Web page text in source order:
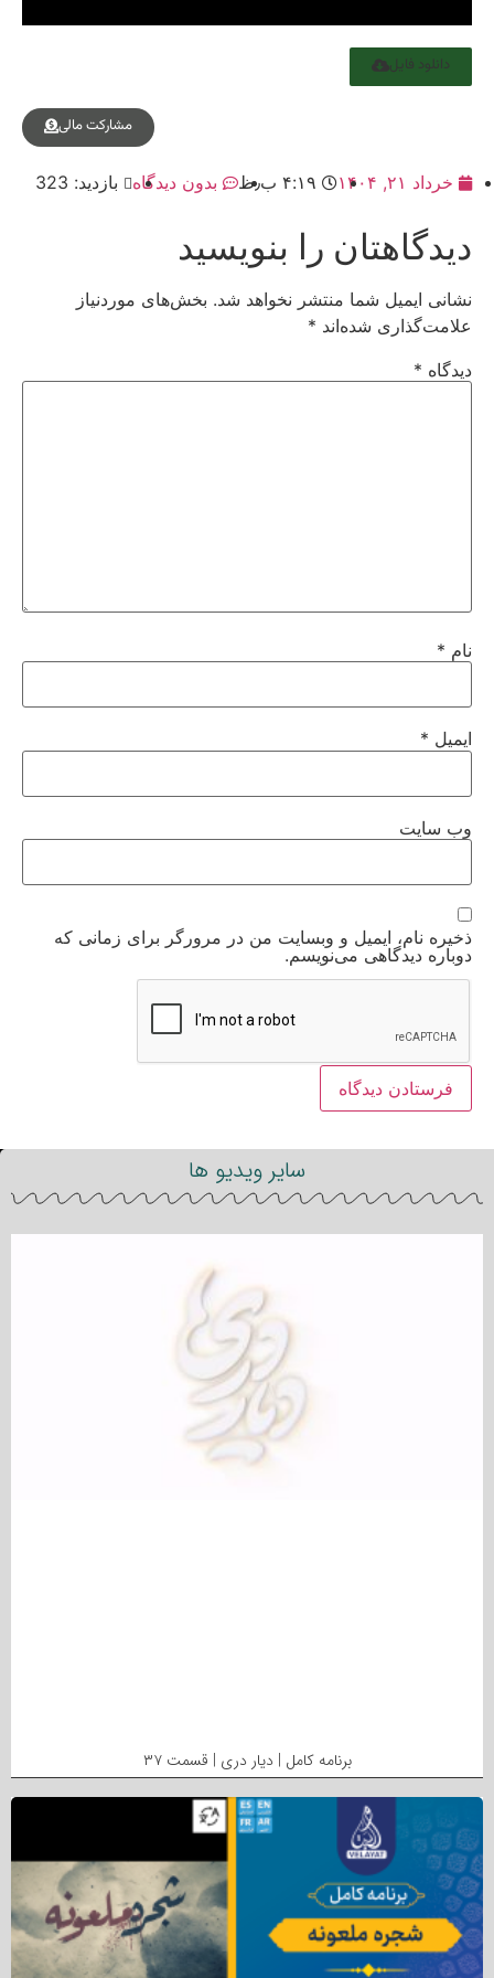
دانلود فایل
مشارکت مالی
خرداد ۲۱, ۱۴۰۴ ۴:۱۹ ب٫ظ بدون دیدگاه بازدید: 323
دیدگاهتان را بنویسید
نشانی ایمیل شما منتشر نخواهد شد. بخش‌های موردنیاز
علامت‌گذاری شده‌اند *
دیدگاه *
نام *
ایمیل *
وب‌ سایت
ذخیره نام، ایمیل و وبسایت من در مرورگر برای زمانی که
دوباره دیدگاهی می‌نویسم.
سایر ویدیو ها
برنامه کامل | دیار دری | قسمت ۳۷